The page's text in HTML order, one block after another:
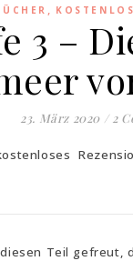
,
3 –
23. März 2020 / 2
Teil